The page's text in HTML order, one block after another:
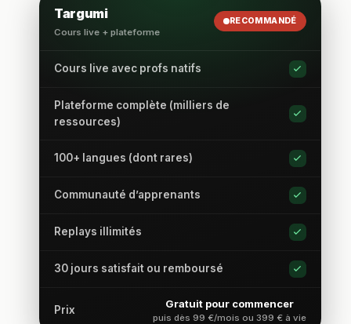
Targumi
Cours live + plateforme
RECOMMANDÉ
Cours live avec profs natifs
Plateforme complète (milliers de
ressources)
100+ langues (dont rares)
Communauté d’apprenants
Replays illimités
30 jours satisfait ou remboursé
Prix
Gratuit pour commencer
puis dès 99 €/mois ou 399 € à vie